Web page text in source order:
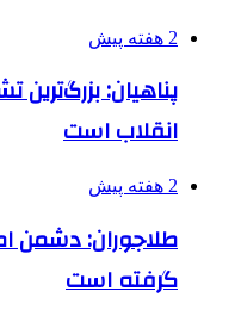
2 هفته پیش
پناهیان: بزرگ‌ترین
انقلاب است
2 هفته پیش
طلاجوران: دشمن
گرفته است